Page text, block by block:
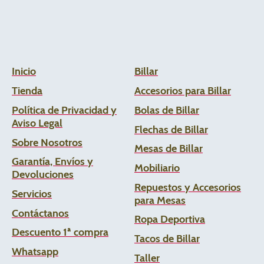
Inicio
Tienda
Política de Privacidad y
Aviso Legal
Sobre Nosotros
Garantía, Envíos y
Devoluciones
Servicios
Contáctanos
Descuento 1ª compra
Whatsapp
Billar
Accesorios para Billar
Bolas de Billar
Flechas de Billar
Mesas de Billar
Mobiliario
Repuestos y Accesorios
para Mesas
Ropa Deportiva
Tacos de Billar
Taller